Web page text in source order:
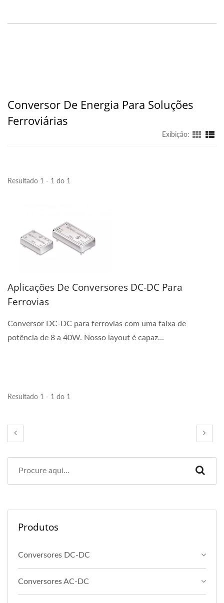
Conversor De Energia Para Soluções
Ferroviárias
Exibição:
Resultado 1 - 1 do 1
Aplicações De Conversores DC-DC Para
Ferrovias
Conversor DC-DC para ferrovias com uma faixa de
potência de 8 a 40W. Nosso layout é capaz...
Resultado 1 - 1 do 1
Produtos
Conversores DC-DC
Conversores AC-DC